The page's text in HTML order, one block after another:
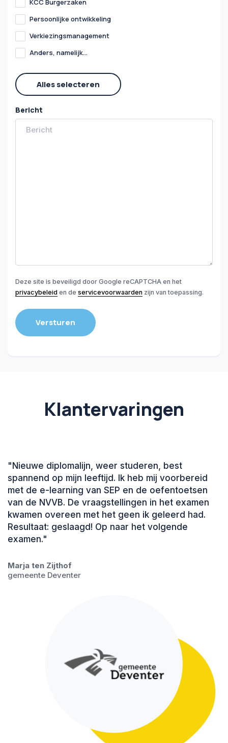
KCC Burgerzaken
Persoonlijke ontwikkeling
Verkiezingsmanagement
Anders, namelijk...
Alles selecteren
Bericht
Deze site is beveiligd door Google reCAPTCHA en het
privacybeleid en de servicevoorwaarden zijn van toepassing.
Klantervaringen
"Nieuwe diplomalijn, weer studeren, best
spannend op mijn leeftijd. Ik heb mij voorbereid
met de e-learning van SEP en de oefentoetsen
van de NVVB. De vraagstellingen in het examen
kwamen overeen met het geen ik geleerd had.
Resultaat: geslaagd! Op naar het volgende
examen."
Marja ten Zijthof
gemeente Deventer